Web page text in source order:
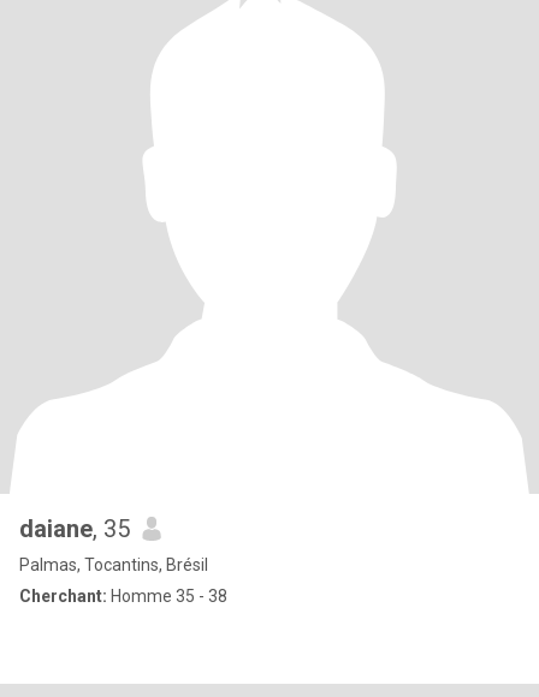
daiane, 35
Palmas, Tocantins, Brésil
Cherchant: Homme 35 - 38